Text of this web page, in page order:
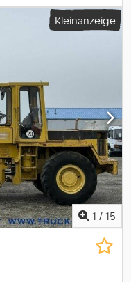
Fzg. / AWU APU / VSN /
Kleinanzeige
1 / 15